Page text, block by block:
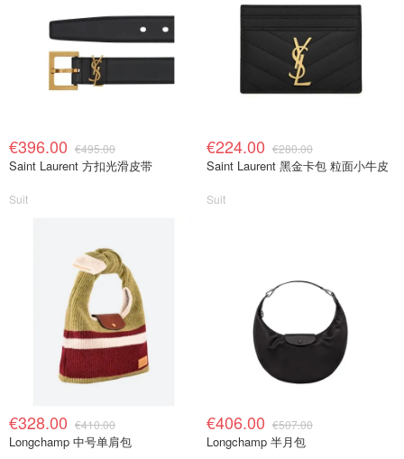
€396.00 €495.00
Saint Laurent 方扣光滑皮带
Suit
€224.00 €280.00
Saint Laurent 黑金卡包 粒面小牛皮
Suit
€328.00 €410.00
Longchamp 中号单肩包
€406.00 €507.00
Longchamp 半月包